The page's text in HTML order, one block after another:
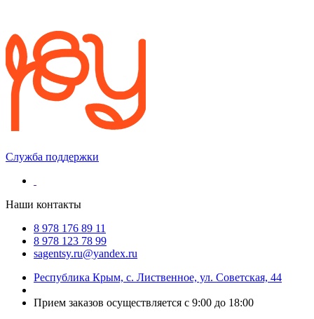
Служба поддержки
Наши контакты
8 978 176 89 11
8 978 123 78 99
sagentsy.ru@yandex.ru
Республика Крым, с. Лиственное, ул. Советская, 44
Прием заказов осуществляется с 9:00 до 18:00